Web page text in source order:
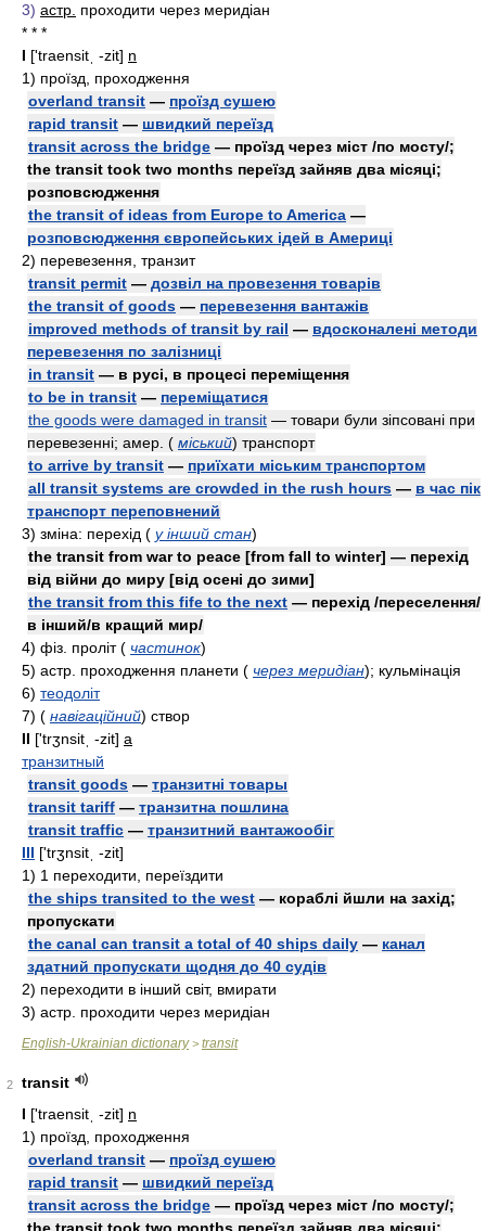
3) астр. проходити через меридіан
* * *
I ['traensitˌ -zit] n
1) проїзд, проходження
overland transit — проїзд сушею
rapid transit — швидкий переїзд
transit across the bridge — проїзд через міст /по мосту/;
the transit took two months переїзд зайняв два місяці;
розповсюдження
the transit of ideas from Europe to America —
розповсюдження європейських ідей в Америці
2) перевезення, транзит
transit permit — дозвіл на провезення товарів
the transit of goods — перевезення вантажів
improved methods of transit by rail — вдосконалені методи
перевезення по залізниці
in transit — в русі, в процесі переміщення
to be in transit — переміщатися
the goods were damaged in transit — товари були зіпсовані при
перевезенні; aмep. ( міський) транспорт
to arrive by transit — приїхати міським транспортом
all transit systems are crowded in the rush hours — в час пік
транспорт переповнений
3) зміна: перехід ( у інший стан)
the transit from war to peace [from fall to winter] — перехід
від війни до миру [від осені до зими]
the transit from this fife to the next — перехід /переселення/
в інший/в кращий мир/
4) фiз. проліт( частинок)
5) acтp. проходження планети ( через меридіан); кульмінація
6) теодоліт
7) ( навігаційний) створ
II ['trʒnsitˌ -zit] a
транзитный
transit goods — транзитні товары
transit tariff — транзитна пошлина
transit traffic — транзитний вантажообіг
III ['trʒnsitˌ -zit]
1) 1 переходити, переїздити
the ships transited to the west — кораблі йшли на захід;
пропускати
the canal can transit a total of 40 ships daily — канал
здатний пропускати щодня до 40 судів
2) переходити в інший світ, вмирати
3) acтp. проходити через меридіан
English-Ukrainian dictionary> transit
2
transit
I ['traensitˌ -zit] n
1) проїзд, проходження
overland transit — проїзд сушею
rapid transit — швидкий переїзд
transit across the bridge — проїзд через міст /по мосту/;